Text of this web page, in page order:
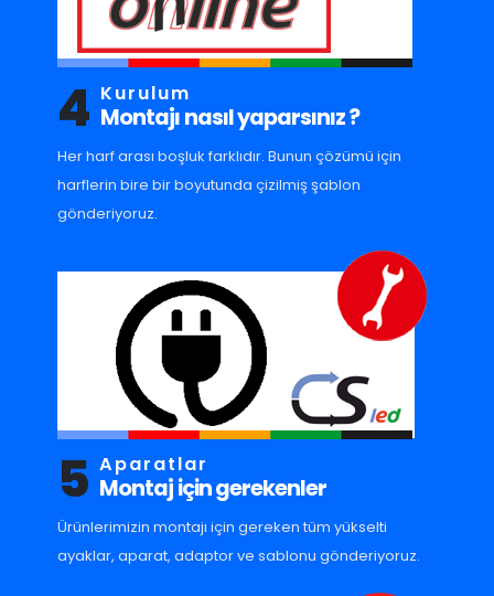
4 Kurulum
Montajı nasıl yaparsınız ?
Her harf arası boşluk farklıdır. Bunun çözümü için
harflerin bire bir boyutunda çizilmiş şablon
gönderiyoruz.
5 Aparatlar
Montaj için gerekenler
Ürünlerimizin montajı için gereken tüm yükselti
ayaklar, aparat, adaptor ve sablonu gönderiyoruz.